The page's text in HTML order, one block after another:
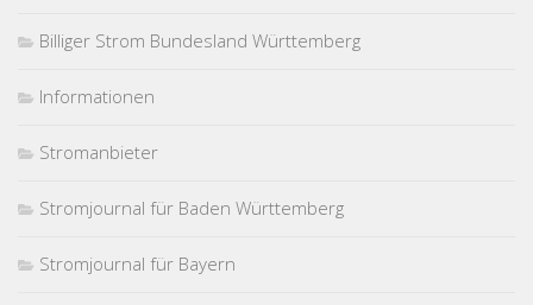
Billiger Strom Bundesland Württemberg
Informationen
Stromanbieter
Stromjournal für Baden Württemberg
Stromjournal für Bayern